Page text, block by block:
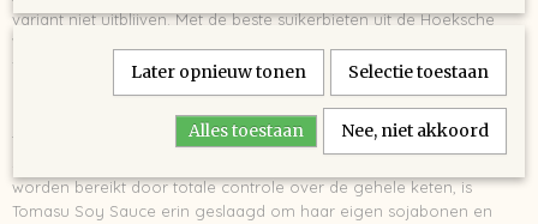
variant niet uitblijven. Met de beste suikerbieten uit de Hoeksche
Waard is deze briljante barrel aged sweet soy sauce gemaakt.
Tomasu Soy Sauce is de enige micro gebrouwen sojasaus in
Europa en wordt gebrouwen in Rotterdam. Met respect voor
eeuwenoude tradities, krijgt de sojasaus minimaal 24 maanden de
tijd om op smaak te komen in 25-50 jaar oude whiskyvaten uit
worden bereikt door totale controle over de gehele keten, is
Tomasu Soy Sauce erin geslaagd om haar eigen sojabonen en
Later opnieuw tonen Selectie toestaan
Alles toestaan Nee, niet akkoord